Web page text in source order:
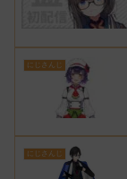
にじさんじ
にじさんじ